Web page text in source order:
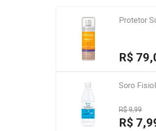
Protetor
R$
Soro
R$ 9,99
R$